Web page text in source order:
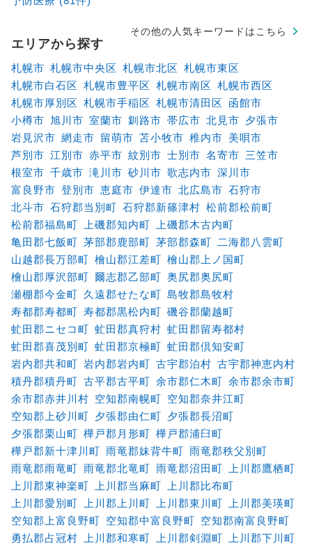
その他の人気キーワードはこちら
エリアから探す
札幌市 札幌市中央区 札幌市北区 札幌市東区
札幌市白石区 札幌市豊平区 札幌市南区 札幌市西区
札幌市厚別区 札幌市手稲区 札幌市清田区
函館市
小樽市 旭川市 室蘭市 釧路市 帯広市 北見市 夕張市
岩見沢市 網走市 留萌市 苫小牧市 稚内市 美唄市
芦別市 江別市 赤平市 紋別市 士別市 名寄市 三笠市
根室市 千歳市 滝川市 砂川市 歌志内市 深川市
富良野市 登別市 恵庭市 伊達市 北広島市 石狩市
北斗市 石狩郡当別町 石狩郡新篠津村 松前郡松前町
松前郡福島町
上磯郡知内町
上磯郡木古内町
亀田郡七飯町 茅部郡鹿部町 茅部郡森町
二海郡八雲町
山越郡長万部町 檜山郡江差町 檜山郡上ノ国町
檜山郡厚沢部町 爾志郡乙部町 奥尻郡奥尻町
瀬棚郡今金町 久遠郡せたな町 島牧郡島牧村
寿都郡寿都町 寿都郡黒松内町 磯谷郡蘭越町
虻田郡ニセコ町 虻田郡真狩村 虻田郡留寿都村
虻田郡喜茂別町 虻田郡京極町 虻田郡倶知安町
岩内郡共和町 岩内郡岩内町 古宇郡泊村 古宇郡神恵内村
積丹郡積丹町 古平郡古平町 余市郡仁木町 余市郡余市町
余市郡赤井川村 空知郡南幌町 空知郡奈井江町
空知郡上砂川町 夕張郡由仁町 夕張郡長沼町
夕張郡栗山町 樺戸郡月形町 樺戸郡浦臼町
樺戸郡新十津川町 雨竜郡妹背牛町 雨竜郡秩父別町
雨竜郡雨竜町 雨竜郡北竜町 雨竜郡沼田町
上川郡鷹栖町
上川郡東神楽町
上川郡当麻町
上川郡比布町
上川郡愛別町
上川郡上川町 上川郡東川町
上川郡美瑛町
空知郡上富良野町 空知郡中富良野町 空知郡南富良野町
勇払郡占冠村
上川郡和寒町 上川郡剣淵町
上川郡下川町